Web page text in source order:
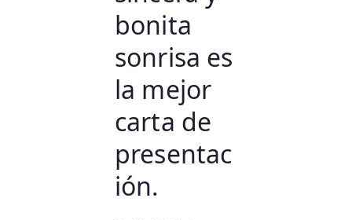
bonita
sonrisa es
la mejor
carta de
presentac
ión.